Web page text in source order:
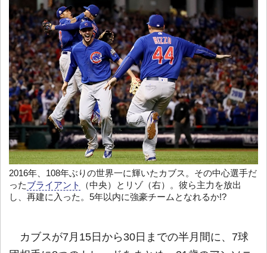
2016年、108年ぶりの世界一に輝いたカブス。その中心選手だ
ったブライアント
（中央）とリゾ（右）。彼ら主力を放出
し、再建に入った。5年以内に強豪チームとなれるか!?
カブスが7月15日から30日までの半月間に、7球